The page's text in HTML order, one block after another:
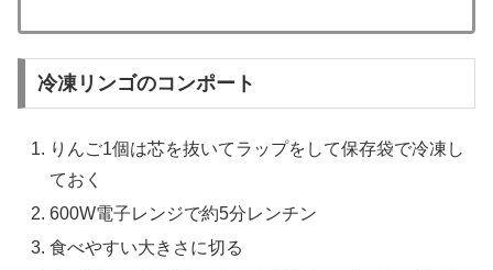
冷凍リンゴのコンポート
りんご1個は芯を抜いてラップをして保存袋で冷凍し
ておく
600W電子レンジで約5分レンチン
食べやすい大きさに切る